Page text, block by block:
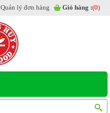
Quản lý đơn hàng Giỏ hàng :(0)